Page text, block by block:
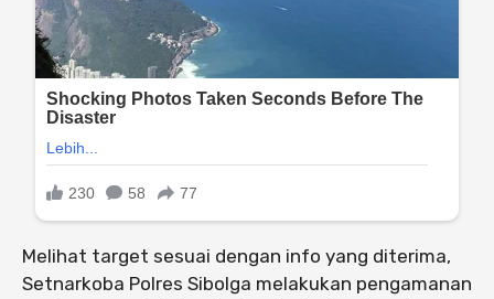
Melihat target sesuai dengan info yang diterima,
Setnarkoba Polres Sibolga melakukan pengamanan